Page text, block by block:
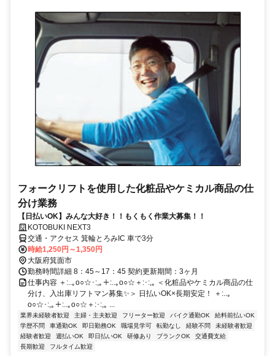
フォークリフトを使用した化粧品やケミカル商品の仕
分け業務
【日払いOK】みんな大好き！！もくもく作業大募集！！
KOTOBUKI NEXT3
交通・アクセス 箕輪とろみIC 車で3分
時給1,250円～1,350円
大阪府箕面市
勤務時間詳細 8：45～17：45 契約更新期間：3ヶ月
仕事内容 ＋:..｡o○☆･:,｡＋:..｡o○☆＋:･:,｡ ＜化粧品やケミカル商品の仕
分け、入出庫リフトマン募集✨＞ 日払いOK×長期安定！ ＋:..｡
o○☆･:,｡＋:..｡o○☆＋:･:,｡ ...
業界未経験者歓迎 主婦・主夫歓迎 フリーター歓迎 バイク通勤OK
給料前払いOK
学歴不問
車通勤OK 即日勤務OK 職場見学可 転勤なし 経験不問
未経験者歓迎
経験者歓迎
週払いOK 即日払いOK 研修あり ブランクOK
交通費支給
長期歓迎
フルタイム歓迎